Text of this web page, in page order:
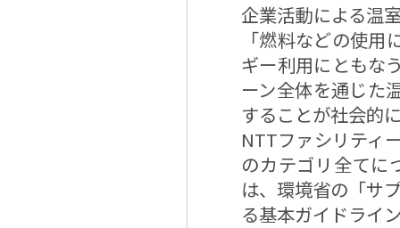
企業活動による温
「燃料などの使
ギー利用にともな
ーン全体を通じた
することが社会的
NTTファシリティ
のカテゴリ全てに
は、環境省の「サ
る基本ガイドライ